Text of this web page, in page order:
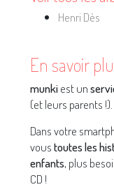
Henri Dès
En savoir
munkiest un
(et leurs parents !).
Dans votre
voustoutes les
enfants, plus
CD !